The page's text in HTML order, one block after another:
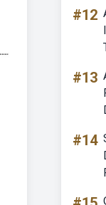
#12
#13
#14